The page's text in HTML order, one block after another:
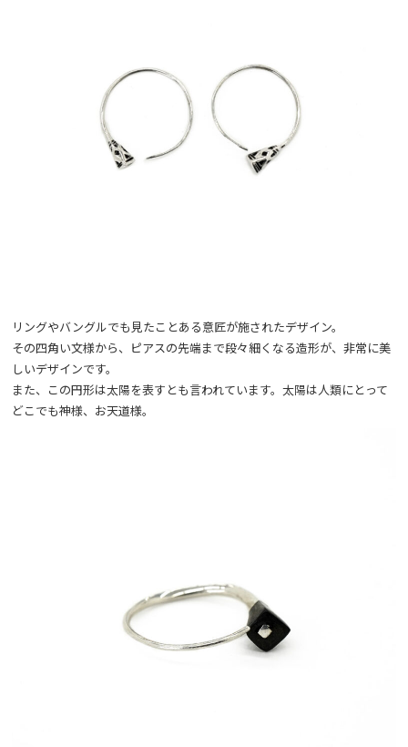
リングやバングルでも見たことある意匠が施されたデザイン。
その四角い文様から、ピアスの先端まで段々細くなる造形が、非常に美
しいデザインです。
また、この円形は太陽を表すとも言われています。太陽は人類にとって
どこでも神様、お天道様。